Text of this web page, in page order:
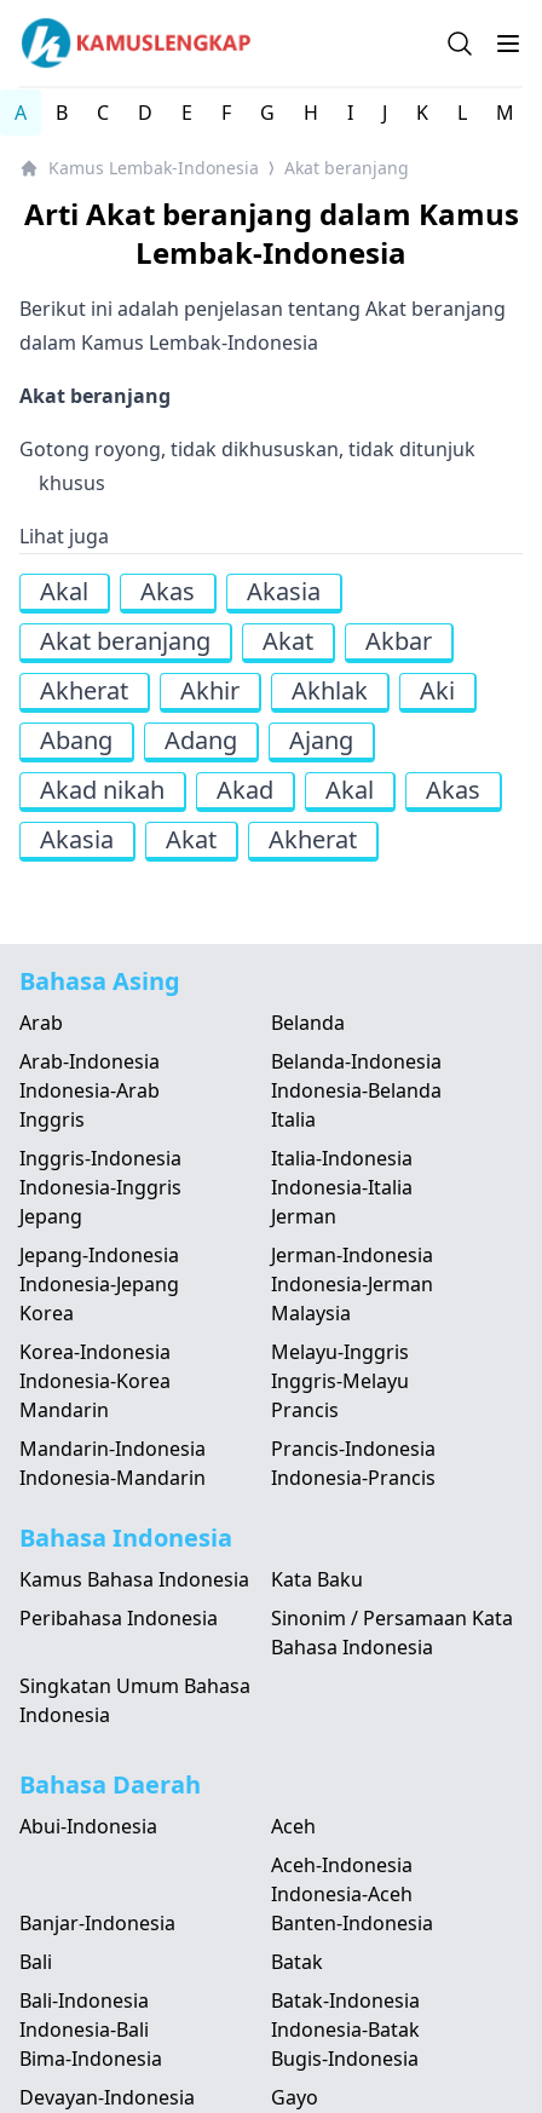
Kamus Lengkap Lembak-Indonesia - Kamus Bahasa
Open
A B C D E F G H I J K L M
Kamus Lembak-Indonesia ⟩ Akat beranjang
Arti Akat beranjang dalam Kamus
Lembak-Indonesia
Berikut ini adalah penjelasan tentang Akat beranjang
dalam Kamus Lembak-Indonesia
Akat beranjang
Gotong royong, tidak dikhususkan, tidak ditunjuk
khusus
Lihat juga
Akal Akas
Akasia
Akat beranjang
Akat
Akbar
Akherat
Akhir Akhlak
Aki
Abang
Adang
Ajang
Akad nikah
Akad Akal
Akas
Akasia
Akat Akherat
Bahasa Asing
Arab
Arab-Indonesia
Indonesia-Arab
Belanda
Belanda-Indonesia
Indonesia-Belanda
Inggris
Inggris-Indonesia
Indonesia-Inggris
Italia
Italia-Indonesia
Indonesia-Italia
Jepang
Jepang-Indonesia
Indonesia-Jepang
Jerman
Jerman-Indonesia
Indonesia-Jerman
Korea
Korea-Indonesia
Indonesia-Korea
Malaysia
Melayu-Inggris
Inggris-Melayu
Mandarin
Mandarin-Indonesia
Indonesia-Mandarin
Prancis
Prancis-Indonesia
Indonesia-Prancis
Bahasa Indonesia
Kamus Bahasa Indonesia
Kata Baku
Peribahasa Indonesia
Sinonim / Persamaan Kata
Bahasa Indonesia
Singkatan Umum Bahasa
Indonesia
Bahasa Daerah
Abui-Indonesia
Aceh
Aceh-Indonesia
Indonesia-Aceh
Banjar-Indonesia
Banten-Indonesia
Bali
Bali-Indonesia
Indonesia-Bali
Batak
Batak-Indonesia
Indonesia-Batak
Bima-Indonesia
Bugis-Indonesia
Devayan-Indonesia
Gayo